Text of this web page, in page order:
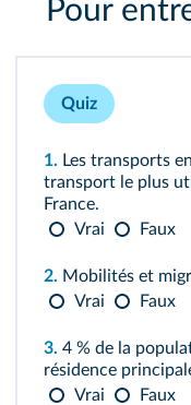
Pour
Quiz
1. Les transports
transport le plus
France.
Vrai
Faux
2. Mobilités et
Vrai
Faux
3. 4 % de la
résidence
Vrai
Faux